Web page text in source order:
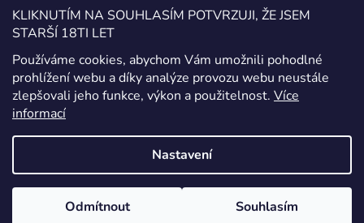
KLIKNUTÍM NA SOUHLASÍM POTVRZUJI, ŽE JSEM
STARŠÍ 18TI LET
Používáme cookies, abychom Vám umožnili pohodlné
prohlížení webu a díky analýze provozu webu neustále
zlepšovali jeho funkce, výkon a použitelnost. Více
informací
Nastavení
Odmítnout Souhlasím
E-mail
Vložením e-mailu souhlasíte s
podmínkami ochrany
osobních údajů
PŘIHLÁSIT SE
Vytvořil Shoptet
Copyright 2026EcigaretyPřerov.cz. Všechna práva